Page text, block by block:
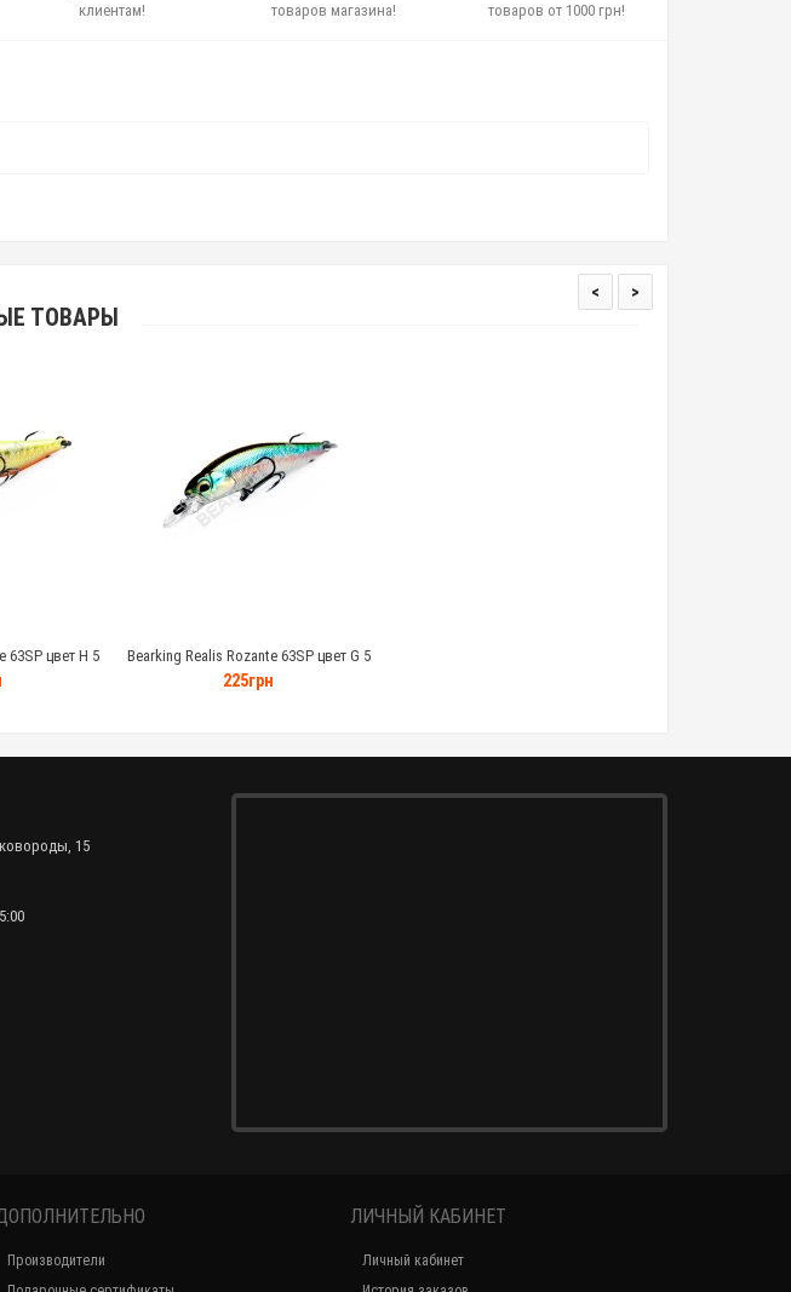
клиентам!
товаров магазина!
товаров от 1000 грн!
ТОВАРЫ
63SP цвет H 5
Bearking Realis Rozante 63SP цвет G 5
грамм
225грн
< >
15
Производители
ЛИЧНЫЙ КАБИНЕТ
Личный кабинет